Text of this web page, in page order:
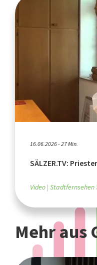
16.06.2026 - 27 Min.
SÄLZER.TV:
Video Stadtfernsehen
Mehr aus